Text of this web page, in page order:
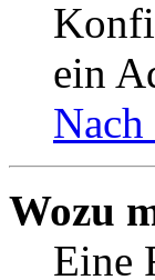
ein
Nach
Wozu
Eine